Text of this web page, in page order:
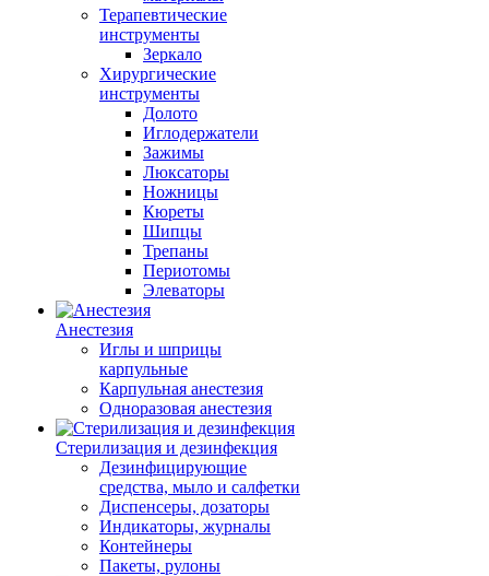
Терапевтические
инструменты
Зеркало
Хирургические
инструменты
Долото
Иглодержатели
Зажимы
Люксаторы
Ножницы
Кюреты
Шипцы
Трепаны
Периотомы
Элеваторы
Анестезия
Иглы и шприцы
карпульные
Карпульная анестезия
Одноразовая анестезия
Стерилизация и дезинфекция
Дезинфицирующие
средства, мыло и салфетки
Диспенсеры, дозаторы
Индикаторы, журналы
Контейнеры
Пакеты, рулоны